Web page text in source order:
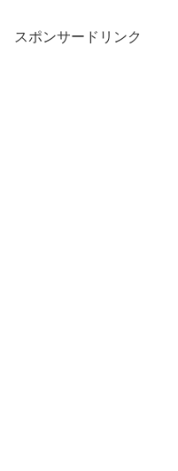
スポンサードリンク